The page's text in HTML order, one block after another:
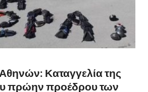
Καταγγελία της
πρώην προέδρου των